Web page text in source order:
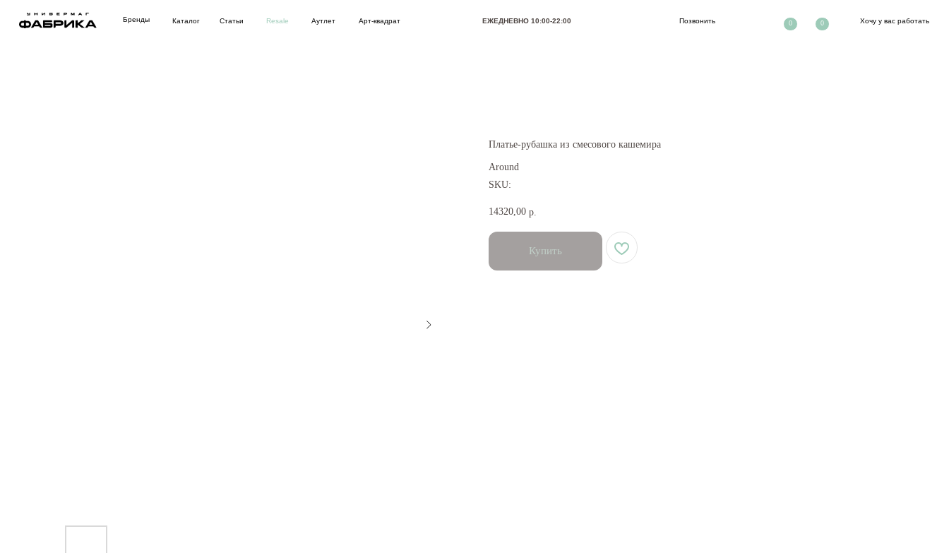
Хочу у вас работать
ЕЖЕДНЕВНО 10:00-22:00 0
Аутлет
Каталог
Бренды
Платье-рубашка из смесового кашемира
Around
SKU:
14320,00 р.
Купить